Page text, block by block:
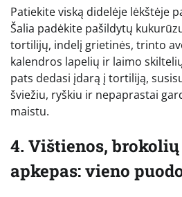
Patiekite viską didelėje lėkštėje
Šalia padėkite pašildytų
tortilijų, indelį grietinės, trinto
kalendros lapelių ir laimo
pats dedasi įdarą į tortiliją,
šviežiu, ryškiu ir nepaprastai
maistu.
4. Vištienos,
apkepas: vieno